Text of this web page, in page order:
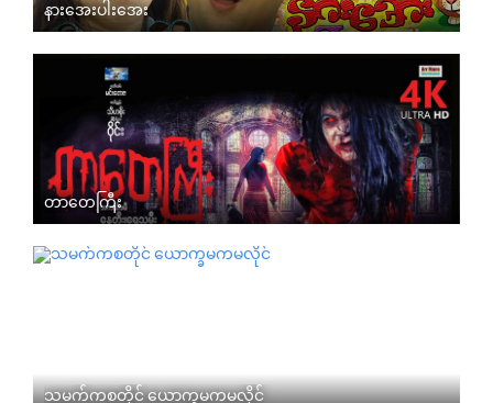
နားအေးပါးအေး
တာတေကြီး
သမက်ကစတိုင် ယောက္ခမကမလိုင်